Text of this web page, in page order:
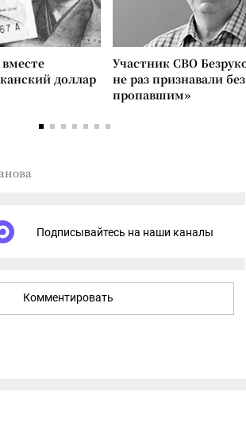
доллар
Участник СВО
не раз признавали
пропавшим»
Подписывайтесь на наши каналы
Комментировать